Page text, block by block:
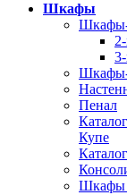
Шкафы
Шкафы-
Пенал
Купе
Шкафы